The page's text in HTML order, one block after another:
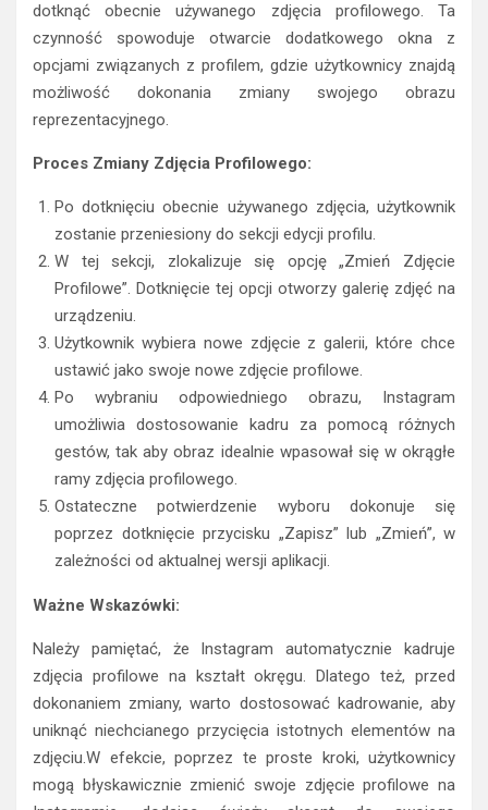
dotknąć obecnie używanego zdjęcia profilowego. Ta
czynność spowoduje otwarcie dodatkowego okna z
opcjami związanych z profilem, gdzie użytkownicy znajdą
możliwość dokonania zmiany swojego obrazu
reprezentacyjnego.
Proces Zmiany Zdjęcia Profilowego:
Po dotknięciu obecnie używanego zdjęcia, użytkownik
zostanie przeniesiony do sekcji edycji profilu.
W tej sekcji, zlokalizuje się opcję „Zmień Zdjęcie
Profilowe”. Dotknięcie tej opcji otworzy galerię zdjęć na
urządzeniu.
Użytkownik wybiera nowe zdjęcie z galerii, które chce
ustawić jako swoje nowe zdjęcie profilowe.
Po wybraniu odpowiedniego obrazu, Instagram
umożliwia dostosowanie kadru za pomocą różnych
gestów, tak aby obraz idealnie wpasował się w okrągłe
ramy zdjęcia profilowego.
Ostateczne potwierdzenie wyboru dokonuje się
poprzez dotknięcie przycisku „Zapisz” lub „Zmień”, w
zależności od aktualnej wersji aplikacji.
Ważne Wskazówki:
Należy pamiętać, że Instagram automatycznie kadruje
zdjęcia profilowe na kształt okręgu. Dlatego też, przed
dokonaniem zmiany, warto dostosować kadrowanie, aby
uniknąć niechcianego przycięcia istotnych elementów na
zdjęciu.W efekcie, poprzez te proste kroki, użytkownicy
mogą błyskawicznie zmienić swoje zdjęcie profilowe na